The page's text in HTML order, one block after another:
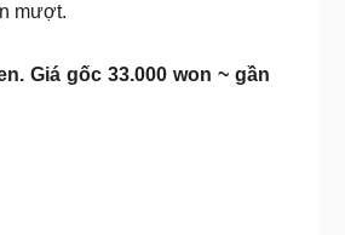
mượt.
Giá gốc 33.000 won ~ gần